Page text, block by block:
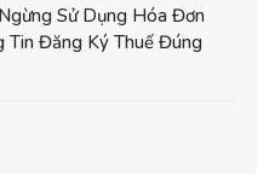
Sử Dụng Hóa Đơn
Tin Đăng Ký Thuế Đúng